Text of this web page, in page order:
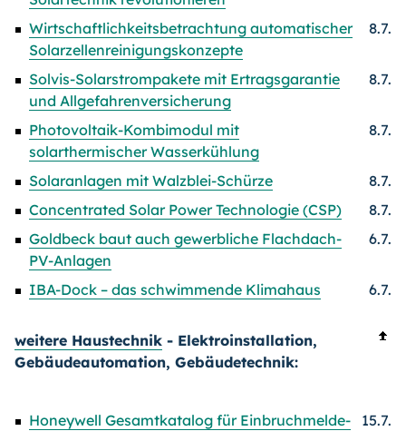
Wirtschaftlichkeitsbetrachtung automatischer
Solarzellenreinigungskonzepte
8.7.
Solvis-Solarstrompakete mit Ertragsgarantie
und Allgefahrenversicherung
8.7.
Photovoltaik-Kombimodul mit
solarthermischer Wasserkühlung
8.7.
Solaranlagen mit Walzblei-Schürze
8.7.
Concentrated Solar Power Technologie (CSP)
8.7.
Goldbeck baut auch gewerbliche Flachdach-
PV-Anlagen
6.7.
IBA-Dock – das schwimmende Klimahaus 6.7.
weitere Haustechnik - Elektroinstallation,
Gebäudeautomation, Gebäudetechnik:
Honeywell Gesamtkatalog für Einbruchmelde-
15.7.